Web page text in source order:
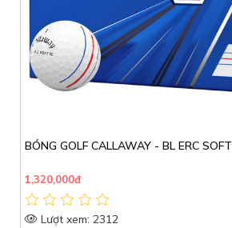
BÓNG GOLF CALLAWAY - BL ERC SOFT
1,320,000đ
Lượt xem: 2312